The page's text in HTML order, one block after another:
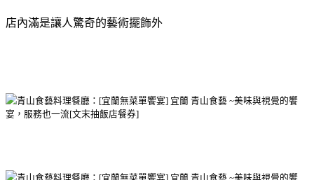
店內滿是讓人驚奇的藝術擺飾外